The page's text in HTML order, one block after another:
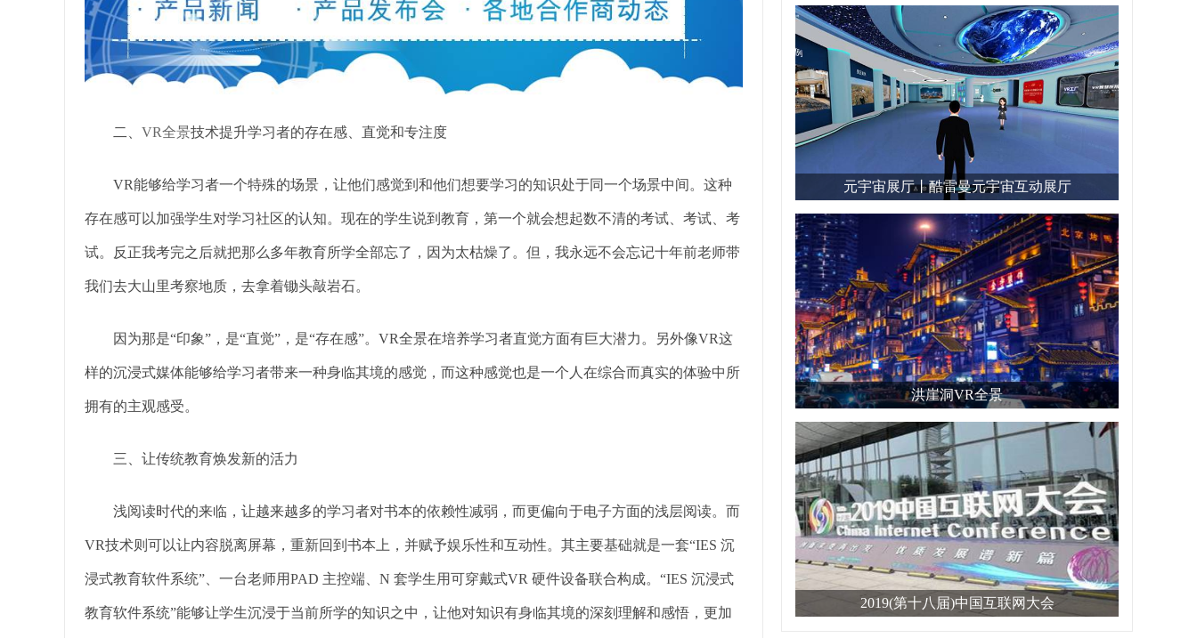
二、 VR全景技术提升学习者的存在感、直觉和专注度
VR能够给学习者一个特殊的场景，让他们感觉到和他们想要学习的知识处于同一个场景中间。这种
存在感可以加强学生对学习社区的认知。现在的学生说到教育，第一个就会想起数不清的考试、考试、考
试。反正我考完之后就把那么多年教育所学全部忘了，因为太枯燥了。但，我永远不会忘记十年前老师带
我们去大山里考察地质，去拿着锄头敲岩石。
因为那是“印象”，是“直觉”，是“存在感”。VR全景在培养学习者直觉方面有巨大潜力。另外像VR这
样的沉浸式媒体能够给学习者带来一种身临其境的感觉，而这种感觉也是一个人在综合而真实的体验中所
拥有的主观感受。
三、让传统教育焕发新的活力
浅阅读时代的来临，让越来越多的学习者对书本的依赖性减弱，而更偏向于电子方面的浅层阅读。而
VR技术则可以让内容脱离屏幕，重新回到书本上，并赋予娱乐性和互动性。其主要基础就是一套“IES 沉
浸式教育软件系统”、一台老师用PAD 主控端、N 套学生用可穿戴式VR 硬件设备联合构成。“IES 沉浸式
教育软件系统”能够让学生沉浸于当前所学的知识之中，让他对知识有身临其境的深刻理解和感悟，更加
元宇宙展厅丨酷雷曼元宇宙互动展厅
洪崖洞VR全景
2019(第十八届)中国互联网大会